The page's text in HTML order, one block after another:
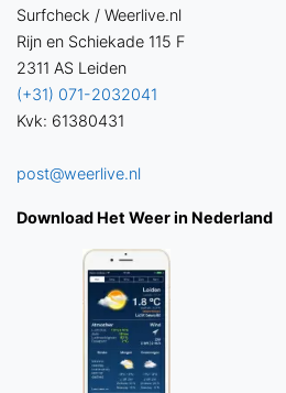
Surfcheck / Weerlive.nl
Rijn en Schiekade 115 F
2311 AS Leiden
(+31) 071-2032041
Kvk: 61380431
post@weerlive.nl
Download Het Weer in Nederland